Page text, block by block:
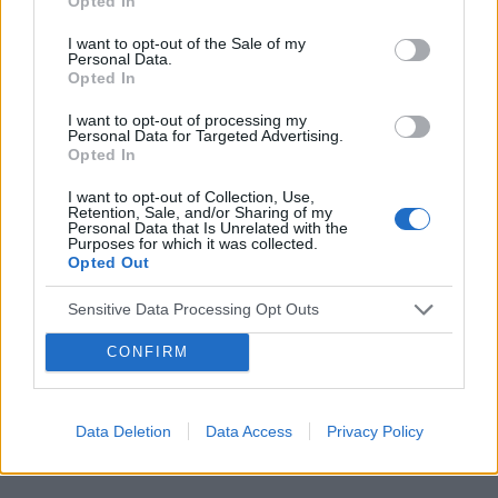
I want to opt-out of the Sale of my
Personal Data.
Opted In
I want to opt-out of processing my
Personal Data for Targeted Advertising.
Opted In
I want to opt-out of Collection, Use,
Retention, Sale, and/or Sharing of my
Personal Data that Is Unrelated with the
Purposes for which it was collected.
Opted Out
Sensitive Data Processing Opt Outs
CONFIRM
Data Deletion Data Access Privacy Policy